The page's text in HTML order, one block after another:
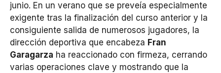
junio. En un verano que se preveía especialmente
exigente tras la finalización del curso anterior y la
consiguiente salida de numerosos jugadores, la
dirección deportiva que encabeza Fran
Garagarza ha reaccionado con firmeza, cerrando
varias operaciones clave y mostrando que la